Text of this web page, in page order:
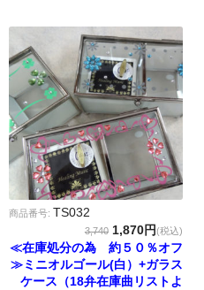
商品番号: TS032
3,7401,870円(税込)
≪在庫処分の為 約５０％オフ
≫ミニオルゴール(白）+ガラス
ケース（18弁在庫曲リストよ